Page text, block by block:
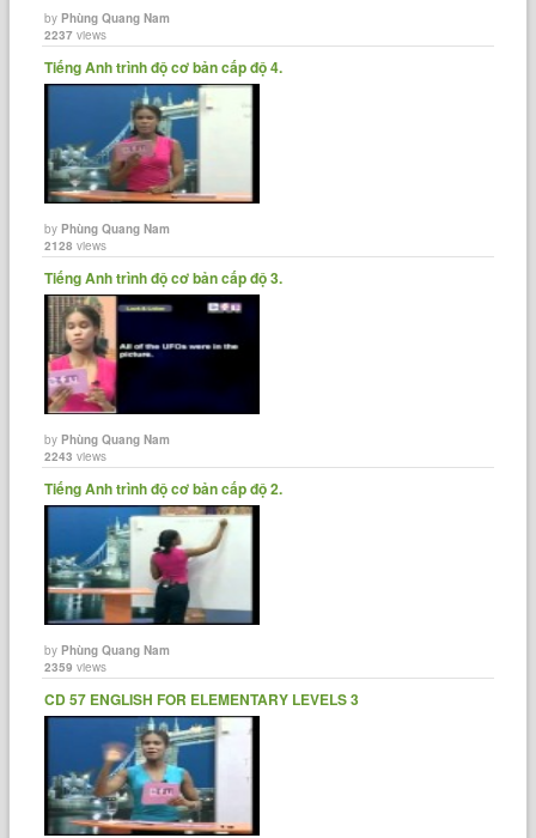
byPhùng Quang Nam
2237 views
Tiếng Anh trình độ cơ bản cấp độ 4.
byPhùng Quang Nam
2128 views
Tiếng Anh trình độ cơ bản cấp độ 3.
byPhùng Quang Nam
2243 views
Tiếng Anh trình độ cơ bản cấp độ 2.
byPhùng Quang Nam
2359 views
CD 57 ENGLISH FOR ELEMENTARY LEVELS 3